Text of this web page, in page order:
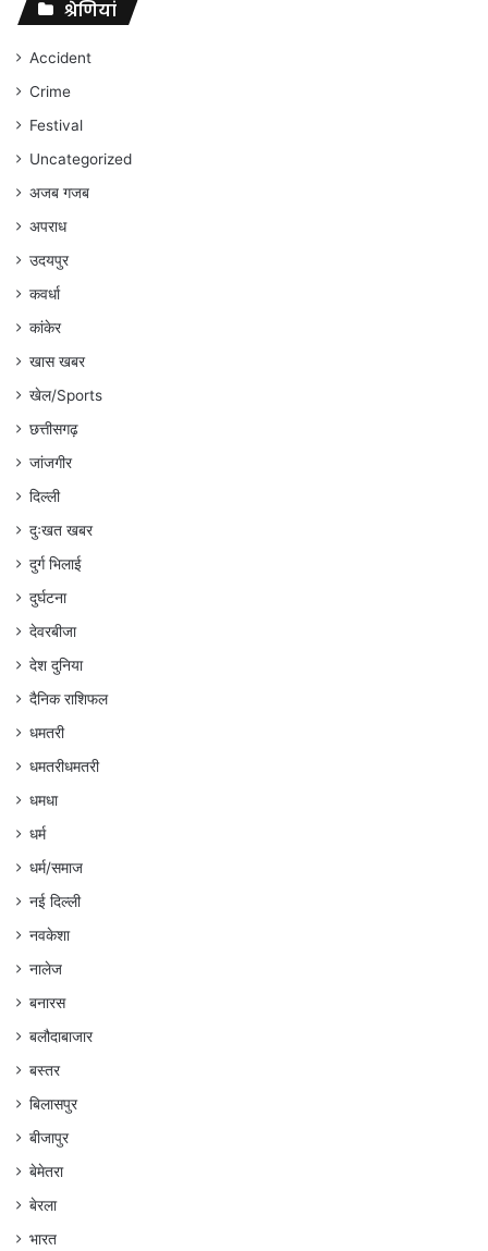
संघर्ष
जारी
रहेगा
अंकित
गौरहा
श्रेणियां
Accident
Crime
Festival
Uncategorized
अजब गजब
अपराध
उदयपुर
कवर्धा
कांकेर
खास खबर
खेल/Sports
छत्तीसगढ़
जांजगीर
दिल्ली
दुःखत खबर
दुर्ग भिलाई
दुर्घटना
देवरबीजा
देश दुनिया
दैनिक राशिफल
धमतरी
धमतरीधमतरी
धमधा
धर्म
धर्म/समाज
नई दिल्ली
नवकेशा
नालेज
बनारस
बलौदाबाजार
बस्तर
बिलासपुर
बीजापुर
बेमेतरा
बेरला
भारत